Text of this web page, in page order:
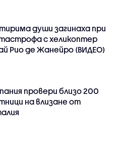
души загинаха при
с хеликоптер
Рио де Жанейро (ВИДЕО)
провери близо 200
на влизане от